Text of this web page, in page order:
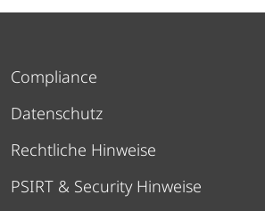
Compliance
Datenschutz
Rechtliche Hinweise
PSIRT & Security Hinweise